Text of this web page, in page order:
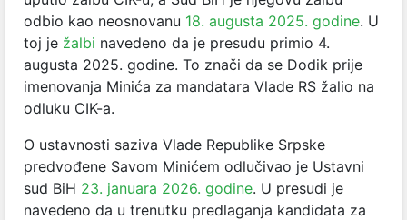
odbio kao neosnovanu 18. augusta 2025. godine. U
toj je žalbi navedeno da je presudu primio 4.
augusta 2025. godine. To znači da se Dodik prije
imenovanja Minića za mandatara Vlade RS žalio na
odluku CIK-a.
O ustavnosti saziva Vlade Republike Srpske
predvođene Savom Minićem odlučivao je Ustavni
sud BiH 23. januara 2026. godine. U presudi je
navedeno da u trenutku predlaganja kandidata za